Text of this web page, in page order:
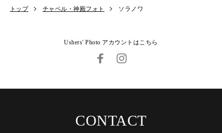
トップ チャペル・神殿フォト ソラノワ
Ushers' Photo アカウントはこちら
CONTACT